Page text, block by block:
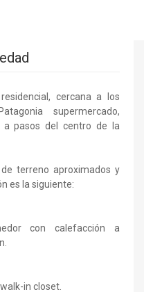
cercana a los
supermercado,
a pasos del centro de la
terreno aproximados y
es la siguiente:
con calefacción a
in closet.